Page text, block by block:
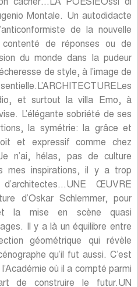
cacher…LA POESIEOssi di
Montale. Un autodidacte
de la nouvelle
de réponses ou de
du monde dans la pudeur
de style, à l’image de
et surtout la villa Emo, à
L’élégante sobriété de ses
la symétrie: la grâce et
et expressif comme chez
n’ai, hélas, pas de culture
mes inspirations, il y a trop
ŒUVRE
d’Oskar Schlemmer, pour
la mise en scène quasi
Il y a là un équilibre entre
géométrique qui révèle
qu’il fut aussi. C’est
l’Académie où il a compté parmi
de construire le futur.UN